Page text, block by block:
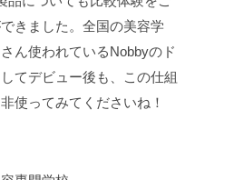
きました。全国の美容学
ん使われているNobbyのド
てデビュー後も、この仕組
使ってみてくださいね！